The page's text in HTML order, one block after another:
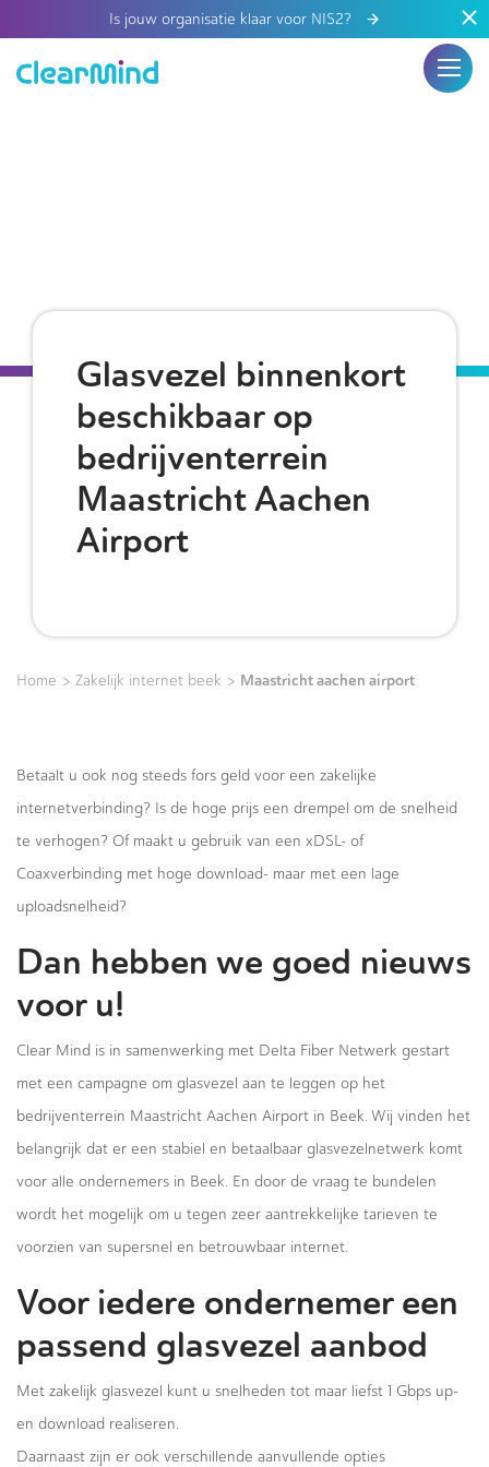
Is jouw organisatie klaar voor NIS2?
Glasvezel binnenkort
beschikbaar op
bedrijventerrein
Maastricht Aachen
Airport
Home > Zakelijk internet beek > Maastricht aachen airport
Betaalt u ook nog steeds fors geld voor een zakelijke
internetverbinding? Is de hoge prijs een drempel om de snelheid
te verhogen? Of maakt u gebruik van een xDSL- of
Coaxverbinding met hoge download- maar met een lage
uploadsnelheid?
Dan hebben we goed nieuws
voor u!
Clear Mind is in samenwerking met Delta Fiber Netwerk gestart
met een campagne om glasvezel aan te leggen op het
bedrijventerrein Maastricht Aachen Airport in Beek. Wij vinden het
belangrijk dat er een stabiel en betaalbaar glasvezelnetwerk komt
voor alle ondernemers in Beek. En door de vraag te bundelen
wordt het mogelijk om u tegen zeer aantrekkelijke tarieven te
voorzien van supersnel en betrouwbaar internet.
Voor iedere ondernemer een
passend glasvezel aanbod
Met zakelijk glasvezel kunt u snelheden tot maar liefst 1 Gbps up-
en download realiseren.
Daarnaast zijn er ook verschillende aanvullende opties